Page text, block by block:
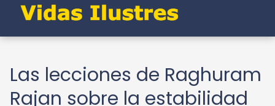
Las lecciones de Raghuram
Rajan sobre la estabilidad